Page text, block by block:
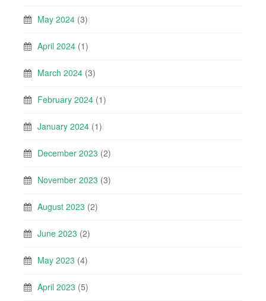
May 2024 (3)
April 2024 (1)
March 2024 (3)
February 2024 (1)
January 2024 (1)
December 2023 (2)
November 2023 (3)
August 2023 (2)
June 2023 (2)
May 2023 (4)
April 2023 (5)